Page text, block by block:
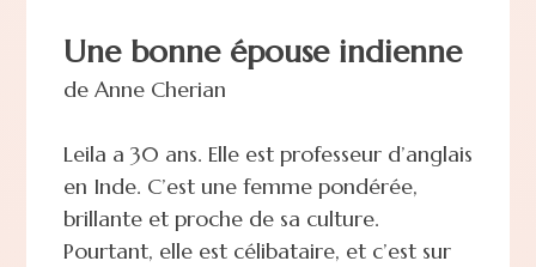
Une bonne épouse indienne
de Anne Cherian
Leila a 30 ans. Elle est professeur d’anglais
en Inde. C’est une femme pondérée,
brillante et proche de sa culture.
Pourtant, elle est célibataire, et c’est sur